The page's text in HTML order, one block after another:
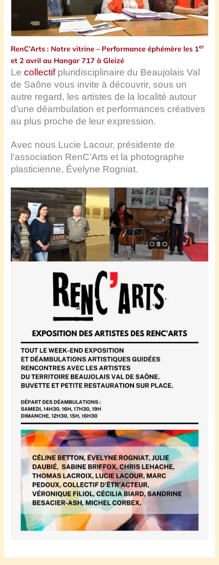
RenC’Arts : Notre vitrine – Performance éphémère les 1er
et 2 avril au Hangar 717 à Gleizé
Lecollectifpluridisciplinaire du Beaujolais Val
de Saône vous invite à découvrir, sous un
autre regard, les artistes de la localité autour
d’une déambulation et performances créatives
au plus proche de leur expression.
Avec nous Lucie Lacour, présidente de
l’association RenC’Arts et la photographe
plasticienne, Évelyne Rogniat.